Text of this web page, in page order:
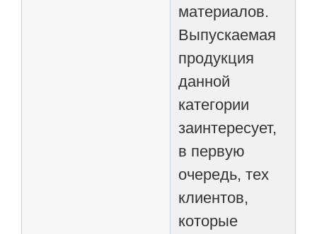
материалов.
Выпускаемая
продукция
данной
категории
заинтересует,
в первую
очередь, тех
клиентов,
которые